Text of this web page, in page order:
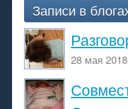
Записи в
28 мая